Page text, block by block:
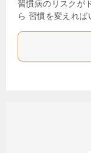
習慣病のリスクが
ら 習慣を変えれ